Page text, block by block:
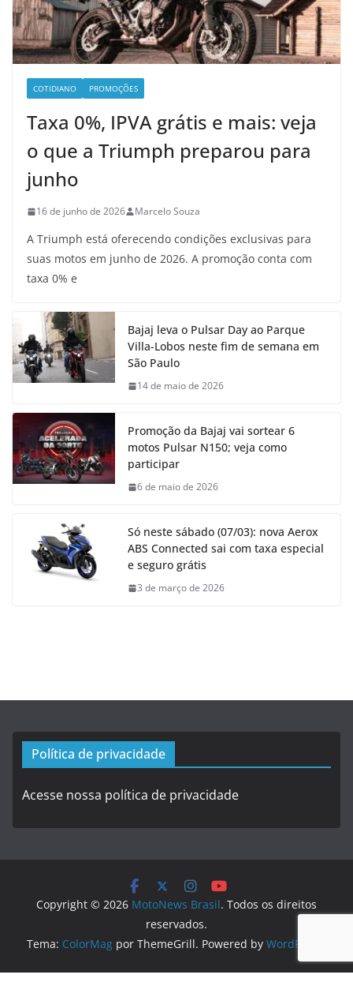
COTIDIANO PROMOÇÕES
Taxa 0%, IPVA grátis e mais: veja
o que a Triumph preparou para
junho
16 de junho de 2026 Marcelo Souza
A Triumph está oferecendo condições exclusivas para
suas motos em junho de 2026. A promoção conta com
taxa 0% e
Bajaj leva o Pulsar Day ao Parque
Villa-Lobos neste fim de semana em
São Paulo
14 de maio de 2026
Promoção da Bajaj vai sortear 6
motos Pulsar N150; veja como
participar
6 de maio de 2026
Só neste sábado (07/03): nova Aerox
ABS Connected sai com taxa especial
e seguro grátis
3 de março de 2026
Política de privacidade
Acesse nossa política de privacidade
Copyright © 2026 MotoNews Brasil. Todos os direitos
reservados.
Tema: ColorMag por ThemeGrill. Powered by WordPress